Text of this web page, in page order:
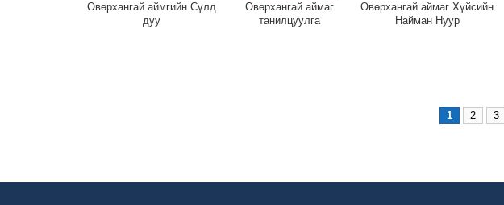
Өвөрхангай аймгийн Сүлд
дуу
Өвөрхангай аймаг
танилцуулга
Өвөрхангай аймаг Хүйсийн
Найман Нуур
1 2 3